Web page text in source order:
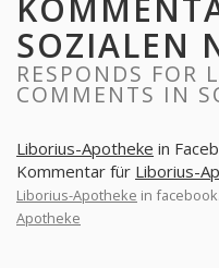
SOZIALEN
RESPONDS FOR
COMMENTS IN
Liborius-Apotheke in
Kommentar für Liborius-
Liborius-Apotheke in
Apotheke